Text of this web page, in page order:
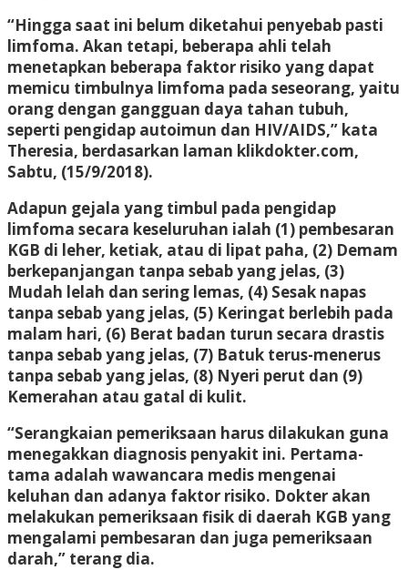
“Hingga saat ini belum diketahui penyebab pasti
limfoma. Akan tetapi, beberapa ahli telah
menetapkan beberapa faktor risiko yang dapat
memicu timbulnya limfoma pada seseorang, yaitu
orang dengan gangguan daya tahan tubuh,
seperti pengidap autoimun dan HIV/AIDS,” kata
Theresia, berdasarkan laman klikdokter.com,
Sabtu, (15/9/2018).
Adapun gejala yang timbul pada pengidap
limfoma secara keseluruhan ialah (1) pembesaran
KGB di leher, ketiak, atau di lipat paha, (2) Demam
berkepanjangan tanpa sebab yang jelas, (3)
Mudah lelah dan sering lemas, (4) Sesak napas
tanpa sebab yang jelas, (5) Keringat berlebih pada
malam hari, (6) Berat badan turun secara drastis
tanpa sebab yang jelas, (7) Batuk terus-menerus
tanpa sebab yang jelas, (8) Nyeri perut dan (9)
Kemerahan atau gatal di kulit.
“Serangkaian pemeriksaan harus dilakukan guna
menegakkan diagnosis penyakit ini. Pertama-
tama adalah wawancara medis mengenai
keluhan dan adanya faktor risiko. Dokter akan
melakukan pemeriksaan fisik di daerah KGB yang
mengalami pembesaran dan juga pemeriksaan
darah,” terang dia.